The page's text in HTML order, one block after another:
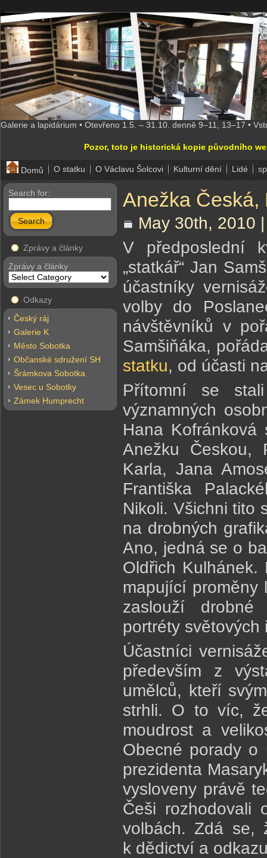
Galerie a lapidárium • Otevřeno 1.5. – 31.10. denně 9–11, 13–17 •
Pozor, toto je historická kopie původního
Domů O statku O Václavu Šolcovi Kulturní dění Lidé
Search for:
Search
Zprávy a články
Zprávy a články
Odkazy
Český ráj
Galerie K
Město Sobotka
Občanské sdružení SH
Šrámkova Sobotka
Vesec u Sobotky
Zámek Humprecht
Anežka Česká,
May 30th, 2010
V předposlední
„statkář“ Jan
účastníky
volby do
návštěvníků v
Samšiňáka,
statku, od účasti
Přítomní se
významných
Hana Kofránková
Anežku Českou,
Karla, Jana
Františka
Nikoli. Všichni tito
na drobných
Ano, jedná se o
Oldřich Kulhánek.
mapující proměny
zaslouží drobné
portréty
Účastníci
především z
umělců, kteří
strhli. O to víc,
moudrost a
Obecné porady o
prezidenta
vysloveny právě
Češi rozhodovali
volbách. Zdá se,
k dědictví a